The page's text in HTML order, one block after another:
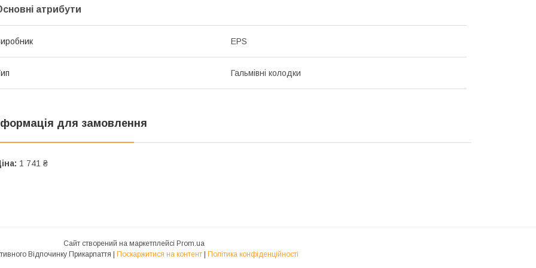
атрибути
EPS
Гальмівні колодки
для замовлення
1 741 ₴
Сайт створений на маркетплейсі Prom.ua
Поскаржитися на контент Політика конфіденційності